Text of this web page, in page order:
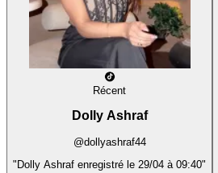
Récent
Dolly Ashraf
@dollyashraf44
"Dolly Ashraf enregistré le 29/04 à 09:40"